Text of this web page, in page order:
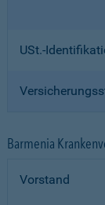
USt.-
Barmenia
Vorstand